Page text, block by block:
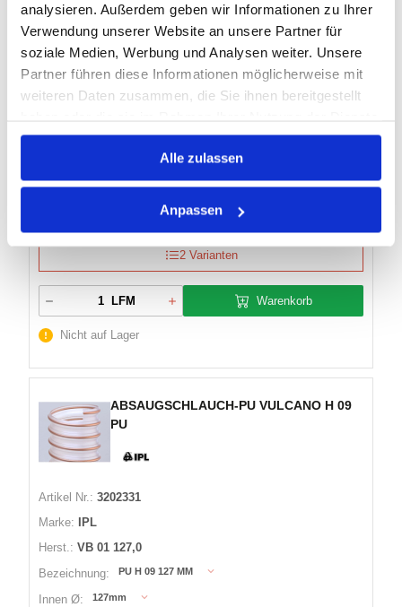
analysieren. Außerdem geben wir Informationen zu Ihrer
Verwendung unserer Website an unsere Partner für
soziale Medien, Werbung und Analysen weiter. Unsere
Partner führen diese Informationen möglicherweise mit
weiteren Daten zusammen, die Sie ihnen bereitgestellt
gesammelt haben.
Alle zulassen
Anpassen
Artikel Nr.:
3201980
Marke: IPL
Herst.: B 3 01 040.0 051.0 Plutone Press Bio
2 Varianten
LFM Warenkorb
Nicht auf Lager
ABSAUGSCHLAUCH-PU VULCANO H 09
PU
Artikel Nr.: 3202331
Marke:
IPL
Herst.: VB 01 127,0
Bezeichnung:
PU H 09 127 MM
Innen Ø: 127mm